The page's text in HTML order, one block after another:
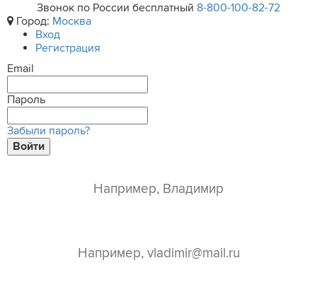
Звонок по России бесплатный 8-800-100-82-72
Город: Москва
Вход
Регистрация
Email
Пароль
Забыли пароль?
Войти